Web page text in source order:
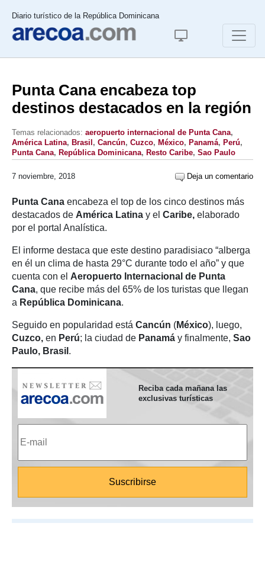
Diario turístico de la República Dominicana
Punta Cana encabeza top
destinos destacados en la región
Temas relacionados: aeropuerto internacional de Punta Cana,
América Latina, Brasil , Cancún, Cuzco, México, Panamá, Perú,
Punta Cana, República Dominicana, Resto Caribe, Sao Paulo
7 noviembre, 2018 Deja un comentario
Punta Cana encabeza el top de los cinco destinos más
destacados de América Latina y el Caribe, elaborado
por el portal Analística.
El informe destaca que este destino paradisiaco “alberga
en él un clima de hasta 29°C durante todo el año” y que
cuenta con el Aeropuerto Internacional de Punta
Cana, que recibe más del 65% de los turistas que llegan
a República Dominicana.
Seguido en popularidad está Cancún (México), luego,
Cuzco, en Perú; la ciudad de Panamá y finalmente, Sao
Paulo, Brasil .
Reciba cada mañana las
exclusivas turísticas